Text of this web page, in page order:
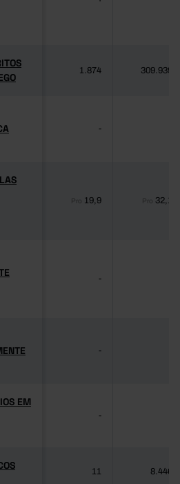
1.874 309.939
-
Pro 19,9 Pro 32,1
-
-
EM
EM
-
11 8.446